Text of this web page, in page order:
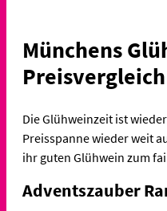
Münchens
Preisvergleich
Die Glühweinzeit ist
Preisspanne wieder weit
ihr guten Glühwein zum
Adventszauber